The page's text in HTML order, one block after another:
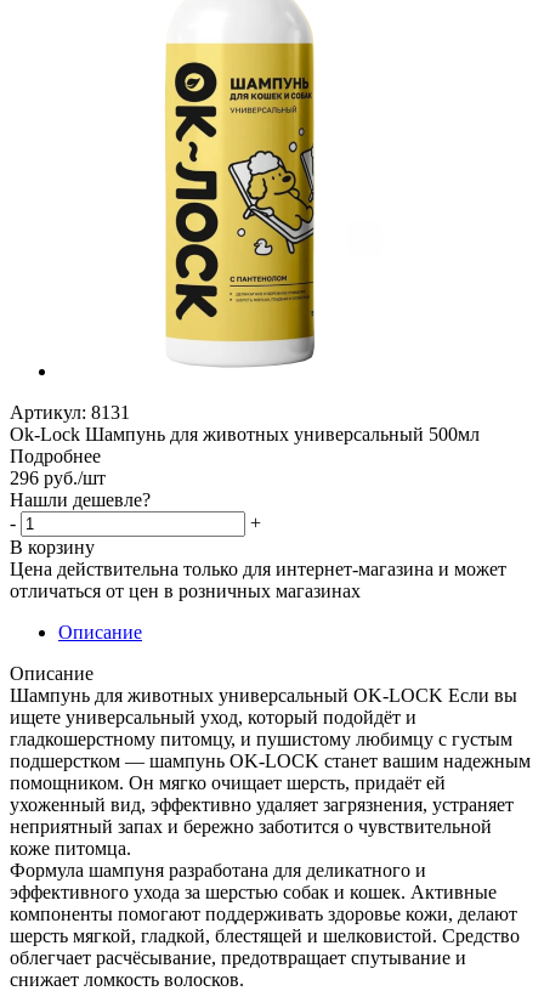
Артикул: 8131
Ok-Lock Шампунь для животных универсальный 500мл
Подробнее
296 руб./шт
Нашли дешевле?
-
+
В корзину
Цена действительна только для интернет-магазина и может
отличаться от цен в розничных магазинах
Описание
Описание
Шампунь для животных универсальный OK-LOCK Если вы
ищете универсальный уход, который подойдёт и
гладкошерстному питомцу, и пушистому любимцу с густым
подшерстком — шампунь OK-LOCK станет вашим надежным
помощником. Он мягко очищает шерсть, придаёт ей
ухоженный вид, эффективно удаляет загрязнения, устраняет
неприятный запах и бережно заботится о чувствительной
коже питомца.
Формула шампуня разработана для деликатного и
эффективного ухода за шерстью собак и кошек. Активные
компоненты помогают поддерживать здоровье кожи, делают
шерсть мягкой, гладкой, блестящей и шелковистой. Средство
облегчает расчёсывание, предотвращает спутывание и
снижает ломкость волосков.